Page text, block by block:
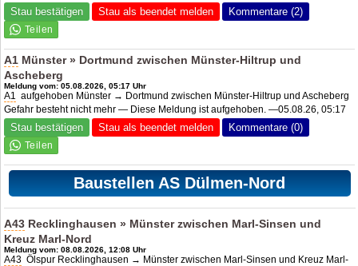
Stau bestätigen Stau als beendet melden Kommentare (2)
A1 Münster » Dortmund zwischen Münster-Hiltrup und
Ascheberg
Meldung vom: 05.08.2026, 05:17 Uhr
A1 aufgehoben Münster → Dortmund zwischen Münster-Hiltrup und Ascheberg
Gefahr besteht nicht mehr — Diese Meldung ist aufgehoben. —05.08.26, 05:17
Stau bestätigen Stau als beendet melden Kommentare (0)
Baustellen AS Dülmen-Nord
A43 Recklinghausen » Münster zwischen Marl-Sinsen und
Kreuz Marl-Nord
Meldung vom: 08.08.2026, 12:08 Uhr
A43 Ölspur Recklinghausen → Münster zwischen Marl-Sinsen und Kreuz Marl-